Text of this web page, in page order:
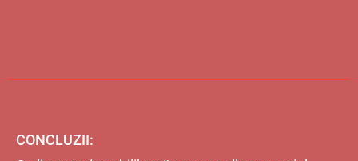
CONCLUZII: